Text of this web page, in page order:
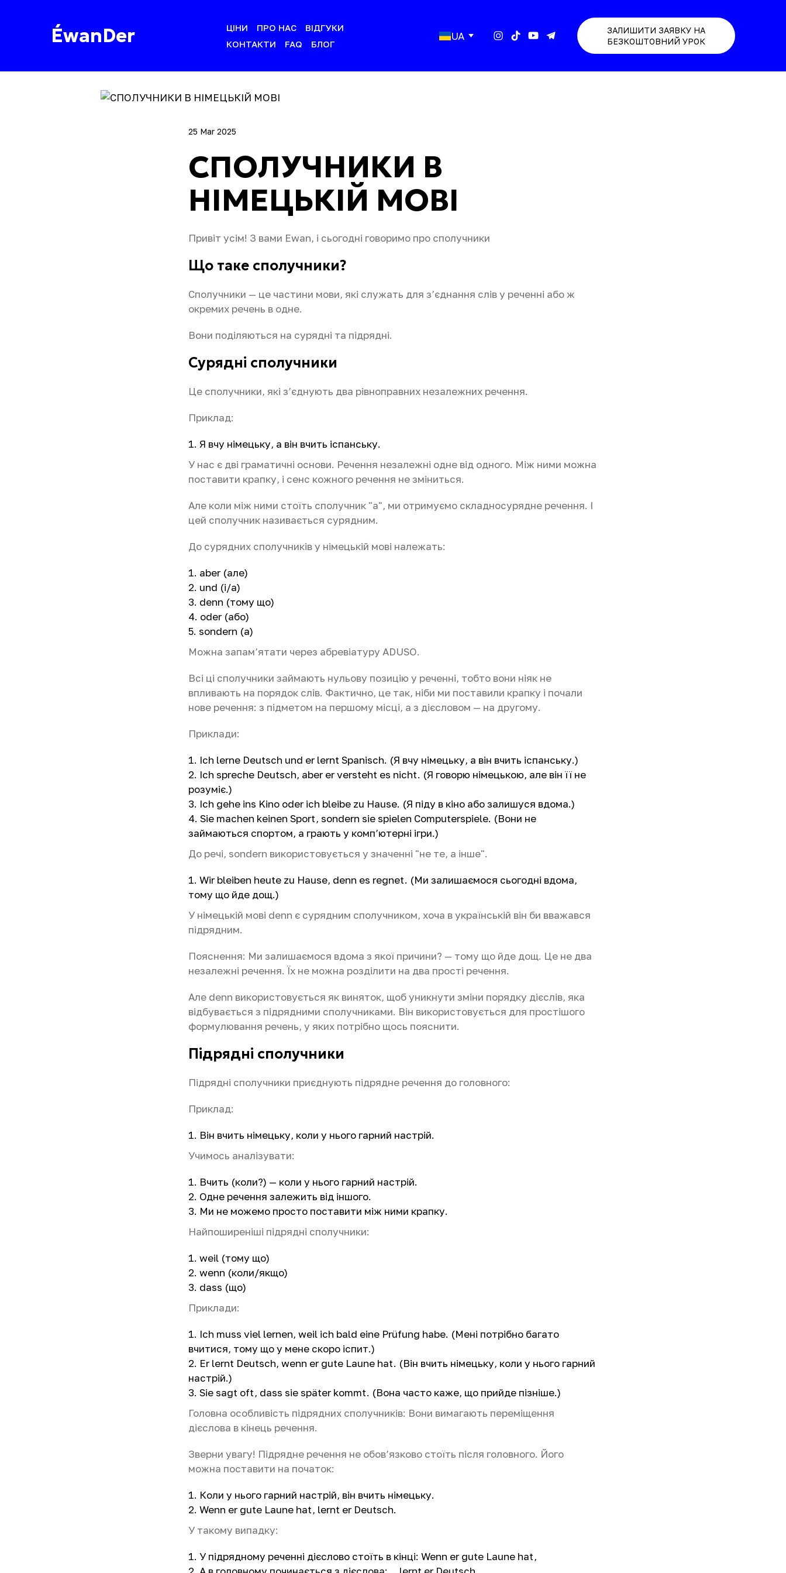
ÉwanDer ЦІНИ ПРО НАС
ВІДГУКИ
КОНТАКТИ
FAQ БЛОГ
UA
ЗАЛИШИТИ ЗАЯВКУ НА
БЕЗКОШТОВНИЙ УРОК
25 Mar 2025
СПОЛУЧНИКИ В
НІМЕЦЬКІЙ МОВІ
Привіт усім! З вами Ewan, і сьогодні говоримо про сполучники
Що таке сполучники?
Сполучники — це частини мови, які служать для з’єднання слів у реченні або ж
окремих речень в одне.
Вони поділяються на сурядні та підрядні.
Сурядні сполучники
Це сполучники, які з’єднують два рівноправних незалежних речення.
Приклад:
Я вчу німецьку, а він вчить іспанську.
У нас є дві граматичні основи. Речення незалежні одне від одного. Між ними можна
поставити крапку, і сенс кожного речення не зміниться.
Але коли між ними стоїть сполучник "а", ми отримуємо складносурядне речення. І
цей сполучник називається сурядним.
До сурядних сполучників у німецькій мові належать:
aber (але)
und (і/а)
denn (тому що)
oder (або)
sondern (а)
Можна запам’ятати через абревіатуру ADUSO.
Всі ці сполучники займають нульову позицію у реченні, тобто вони ніяк не
впливають на порядок слів. Фактично, це так, ніби ми поставили крапку і почали
нове речення: з підметом на першому місці, а з дієсловом — на другому.
Приклади:
Ich lerne Deutsch und er lernt Spanisch. (Я вчу німецьку, а він вчить іспанську.)
Ich spreche Deutsch, aber er versteht es nicht. (Я говорю німецькою, але він її не
розуміє.)
Ich gehe ins Kino oder ich bleibe zu Hause. (Я піду в кіно або залишуся вдома.)
Sie machen keinen Sport, sondern sie spielen Computerspiele. (Вони не
займаються спортом, а грають у комп’ютерні ігри.)
До речі, sondern використовується у значенні "не те, а інше".
Wir bleiben heute zu Hause, denn es regnet. (Ми залишаємося сьогодні вдома,
тому що йде дощ.)
У німецькій мові denn є сурядним сполучником, хоча в українській він би вважався
підрядним.
Пояснення: Ми залишаємося вдома з якої причини? — тому що йде дощ. Це не два
незалежні речення. Їх не можна розділити на два прості речення.
Але denn використовується як виняток, щоб уникнути зміни порядку дієслів, яка
відбувається з підрядними сполучниками. Він використовується для простішого
формулювання речень, у яких потрібно щось пояснити.
Підрядні сполучники
Підрядні сполучники приєднують підрядне речення до головного:
Приклад:
Він вчить німецьку, коли у нього гарний настрій.
Учимось аналізувати:
Вчить (коли?) — коли у нього гарний настрій.
Одне речення залежить від іншого.
Ми не можемо просто поставити між ними крапку.
Найпоширеніші підрядні сполучники:
weil (тому що)
wenn (коли/якщо)
dass (що)
Приклади:
Ich muss viel lernen, weil ich bald eine Prüfung habe. (Мені потрібно багато
вчитися, тому що у мене скоро іспит.)
Er lernt Deutsch, wenn er gute Laune hat. (Він вчить німецьку, коли у нього гарний
настрій.)
Sie sagt oft, dass sie später kommt. (Вона часто каже, що прийде пізніше.)
Головна особливість підрядних сполучників: Вони вимагають переміщення
дієслова в кінець речення.
Зверни увагу! Підрядне речення не обов’язково стоїть після головного. Його
можна поставити на початок:
Коли у нього гарний настрій, він вчить німецьку.
Wenn er gute Laune hat, lernt er Deutsch.
У такому випадку:
У підрядному реченні дієслово стоїть в кінці: Wenn er gute Laune hat,